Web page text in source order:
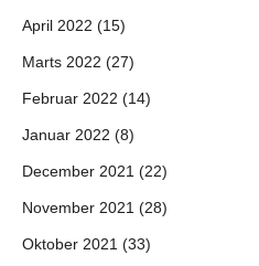
April 2022 (15)
Marts 2022 (27)
Februar 2022 (14)
Januar 2022 (8)
December 2021 (22)
November 2021 (28)
Oktober 2021 (33)